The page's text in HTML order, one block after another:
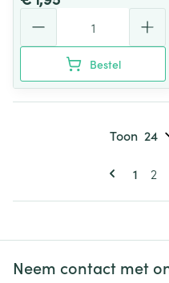
Bestel
U
1 2
Toon
Neem contact met